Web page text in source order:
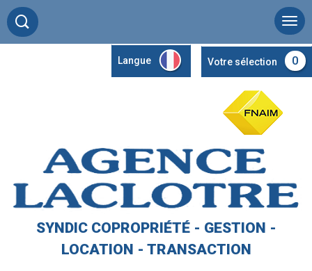
Langue Votre sélection 0
SYNDIC COPROPRIÉTÉ - GESTION -
LOCATION - TRANSACTION